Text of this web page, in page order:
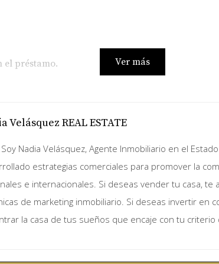
el préstamo.
según la ubicación.
está respaldado por ninguna entidad
más estrictos en comparación con los
inicial es superior al 20%.
Ver más
Velásquez REAL ESTATE
Soy Nadia Velásquez, Agente Inmobiliario en el
estrategias comerciales para promover la
e internacionales. Si deseas vender tu casa,
de marketing inmobiliario. Si deseas invertir en
la casa de tus sueños que encaje con tu criterio